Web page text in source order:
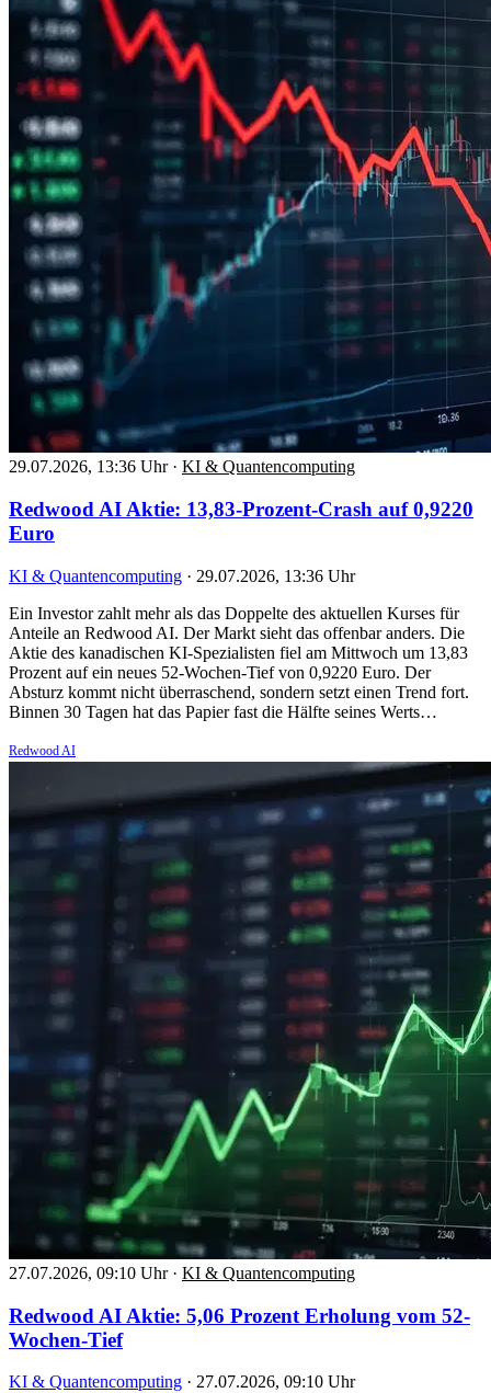
29.07.2026, 13:36 Uhr · KI & Quantencomputing
Redwood AI Aktie: 13,83-Prozent-Crash auf 0,9220
Euro
KI & Quantencomputing · 29.07.2026, 13:36 Uhr
Ein Investor zahlt mehr als das Doppelte des aktuellen Kurses für
Anteile an Redwood AI. Der Markt sieht das offenbar anders. Die
Aktie des kanadischen KI-Spezialisten fiel am Mittwoch um 13,83
Prozent auf ein neues 52-Wochen-Tief von 0,9220 Euro. Der
Absturz kommt nicht überraschend, sondern setzt einen Trend fort.
Binnen 30 Tagen hat das Papier fast die Hälfte seines Werts…
Redwood AI
27.07.2026, 09:10 Uhr · KI & Quantencomputing
Redwood AI Aktie: 5,06 Prozent Erholung vom 52-
Wochen-Tief
KI & Quantencomputing · 27.07.2026, 09:10 Uhr